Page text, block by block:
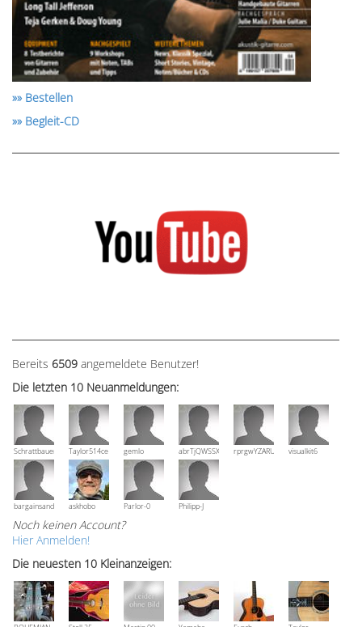
»» Bestellen
»» Begleit-CD
Bereits 6509 angemeldete Benutzer!
Die letzten 10 Neuanmeldungen:
Schrattbauer Taylor514ce gemlo abrTjQWSSXuVznPolErprgwYZARUTZQyCWESpD
visualkit6
bargainsandmoreaskhobo Parlor-0 Philipp-J
Noch keinen Account?
Hier Anmelden!
Die neuesten 10 Kleinanzeigen: